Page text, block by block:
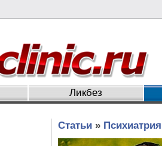
Ликбез
Статьи»